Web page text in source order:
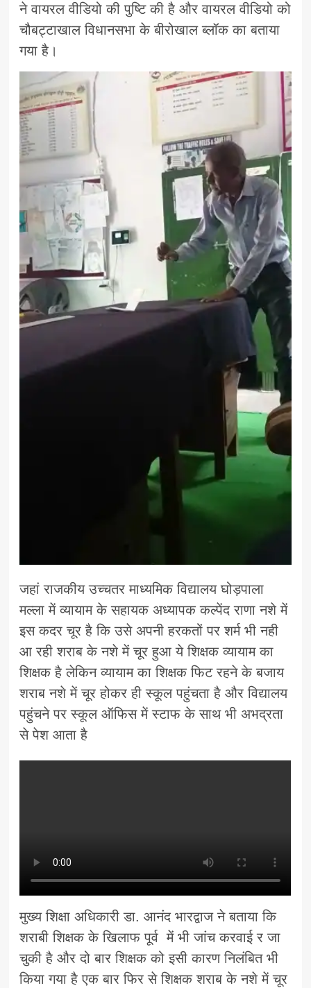
ने वायरल वीडियो की पुष्टि की है और वायरल वीडियो को
चौबट्टाखाल विधानसभा के बीरोखाल ब्लॉक का बताया
गया है।
जहां राजकीय उच्चतर माध्यमिक विद्यालय घोड़पाला
मल्ला में व्यायाम के सहायक अध्यापक कल्पेंद राणा नशे में
इस कदर चूर है कि उसे अपनी हरकतों पर शर्म भी नही
आ रही शराब के नशे में चूर हुआ ये शिक्षक व्यायाम का
शिक्षक है लेकिन व्यायाम का शिक्षक फिट रहने के बजाय
शराब नशे में चूर होकर ही स्कूल पहुंचता है और विद्यालय
पहुंचने पर स्कूल ऑफिस में स्टाफ के साथ भी अभद्रता
से पेश आता है
मुख्य शिक्षा अधिकारी डा. आनंद भारद्वाज ने बताया कि
शराबी शिक्षक के खिलाफ पूर्व में भी जांच करवाई र जा
चुकी है और दो बार शिक्षक को इसी कारण निलंबित भी
किया गया है एक बार फिर से शिक्षक शराब के नशे में चूर